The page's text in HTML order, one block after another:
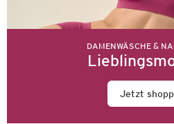
DAMENWÄSCHE &
Jetzt